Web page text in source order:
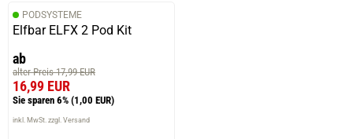
PODSYSTEME
Elfbar ELFX 2 Pod Kit
ab
alter Preis 17,99 EUR
16,99 EUR
Sie sparen 6% (1,00 EUR)
inkl. MwSt. zzgl. Versand